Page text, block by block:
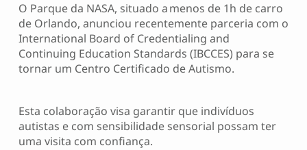
O Parque da NASA, situado a menos de 1h de carro
de Orlando, anunciou recentemente parceria com o
International Board of Credentialing and
Continuing Education Standards (IBCCES) para se
tornar um Centro Certificado de Autismo.
Esta colaboração visa garantir que indivíduos
autistas e com sensibilidade sensorial possam ter
uma visita com confiança.